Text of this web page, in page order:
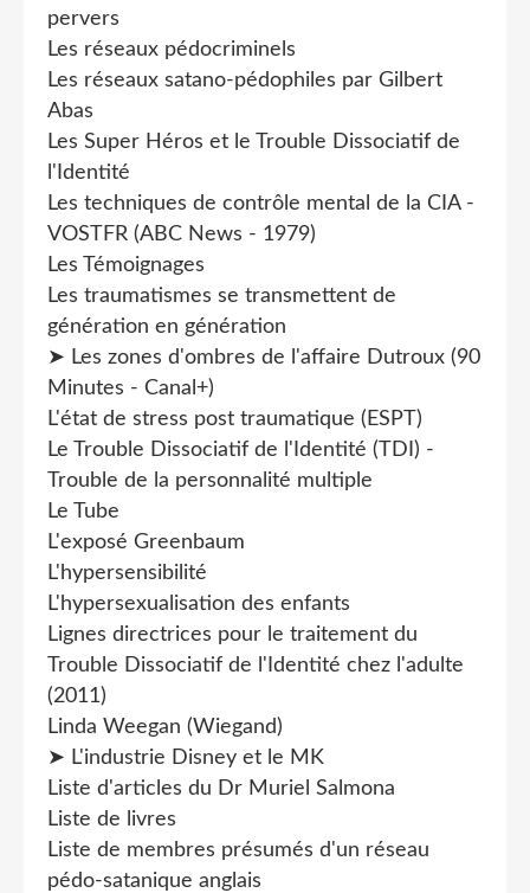
pervers
Les réseaux pédocriminels
Les réseaux satano-pédophiles par Gilbert
Abas
Les Super Héros et le Trouble Dissociatif de
l'Identité
Les techniques de contrôle mental de la CIA -
VOSTFR (ABC News - 1979)
Les Témoignages
Les traumatismes se transmettent de
génération en génération
➤ Les zones d'ombres de l'affaire Dutroux (90
Minutes - Canal+)
L'état de stress post traumatique (ESPT)
Le Trouble Dissociatif de l'Identité (TDI) -
Trouble de la personnalité multiple
Le Tube
L'exposé Greenbaum
L'hypersensibilité
L'hypersexualisation des enfants
Lignes directrices pour le traitement du
Trouble Dissociatif de l'Identité chez l'adulte
(2011)
Linda Weegan (Wiegand)
➤ L'industrie Disney et le MK
Liste d'articles du Dr Muriel Salmona
Liste de livres
Liste de membres présumés d'un réseau
pédo-satanique anglais